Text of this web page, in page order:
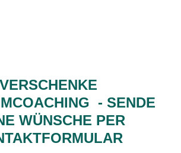
VERSCHENKE
- SENDE
WÜNSCHE PER